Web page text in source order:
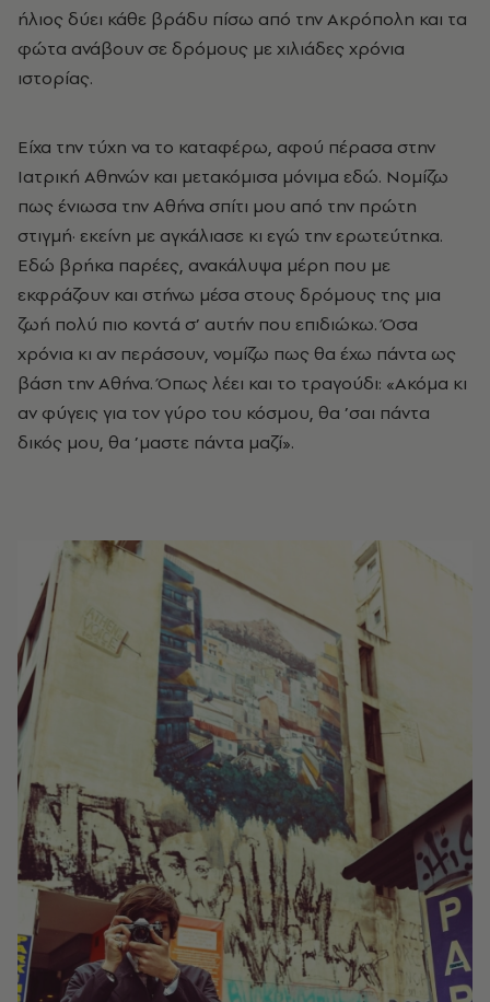
ήλιος δύει κάθε βράδυ πίσω από την Ακρόπολη και τα
φώτα ανάβουν σε δρόμους με χιλιάδες χρόνια
ιστορίας.
Είχα την τύχη να το καταφέρω, αφού πέρασα στην
Ιατρική Αθηνών και μετακόμισα μόνιμα εδώ. Νομίζω
πως ένιωσα την Αθήνα σπίτι μου από την πρώτη
στιγμή· εκείνη με αγκάλιασε κι εγώ την ερωτεύτηκα.
Εδώ βρήκα παρέες, ανακάλυψα μέρη που με
εκφράζουν και στήνω μέσα στους δρόμους της μια
ζωή πολύ πιο κοντά σ’ αυτήν που επιδιώκω. Όσα
χρόνια κι αν περάσουν, νομίζω πως θα έχω πάντα ως
βάση την Αθήνα. Όπως λέει και το τραγούδι: «Ακόμα κι
αν φύγεις για τον γύρο του κόσμου, θα ’σαι πάντα
δικός μου, θα ’μαστε πάντα μαζί».